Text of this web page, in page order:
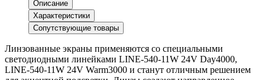
Описание
Характеристики
Сопутствующие товары
Линзованные экраны применяются со специальными
светодиодными линейками LINE-540-11W 24V Day4000,
LINE-540-11W 24V Warm3000 и станут отличным решением